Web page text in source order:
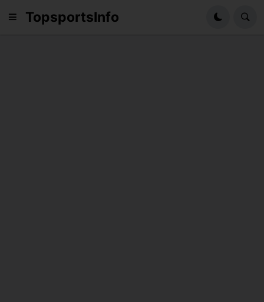
TopsportsInfo